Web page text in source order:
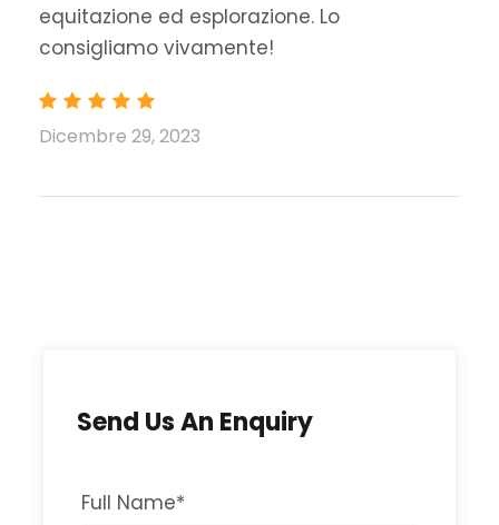
Send Us An Enquiry
Full Name*
equitazione ed esplorazione. Lo
consigliamo vivamente!
Dicembre 29, 2023